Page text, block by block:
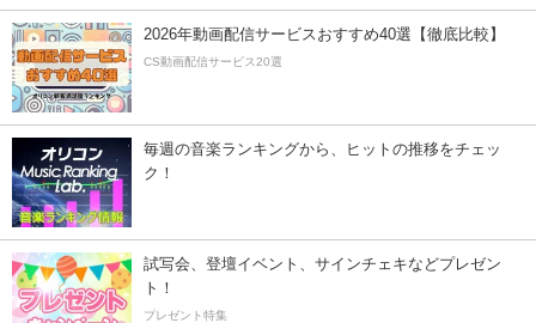
2026年動画配信サービスおすすめ40選【徹底比較】
CS動画配信サービス20選
毎週の音楽ランキングから、ヒットの推移をチェッ
ク！
試写会、登壇イベント、サインチェキなどプレゼン
ト！
プレゼント特集